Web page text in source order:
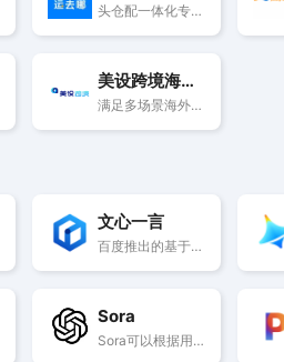
头仓配一体化专家，专注北美中大件、墨西哥头仓配全链路服务
美设跨境海外仓
满足多场景海外物流需求
文心一言
百度推出的基于文心大模型的AI对话互动工具
Sora
Sora可以根据用户的文本提示创建最长60秒的逼真视频，该模型了解这些物体在物理世界中的存在方式，可以深度模拟真实物理世界，能生成具有多个角色、包含特定运动的复杂场景。继承了DALL-E 3的画质和遵循指令能力，能理解用户在提示中提出的要求